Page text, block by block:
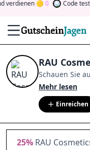
0 Code
RAU
Schauen Sie
Cosmetics-
Mitglied der
indem Sie
mehr
gewinnen Sie
Mehr lesen
Einreichen
25% RAU